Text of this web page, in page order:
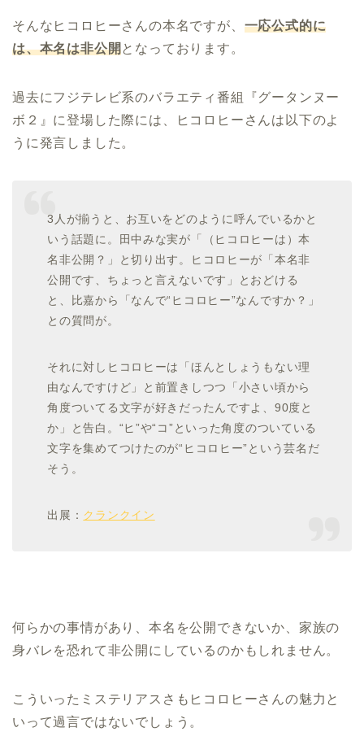
そんなヒコロヒーさんの本名ですが、 一応公式的に
は、本名は非公開となっております。
過去にフジテレビ系のバラエティ番組『グータンヌー
ボ２』に登場した際には、ヒコロヒーさんは以下のよ
うに発言しました。
3人が揃うと、お互いをどのように呼んでいるかと
いう話題に。田中みな実が「（ヒコロヒーは）本
名非公開？」と切り出す。ヒコロヒーが「本名非
公開です、ちょっと言えないです」とおどける
と、比嘉から「なんで“ヒコロヒー”なんですか？」
との質問が。
それに対しヒコロヒーは「ほんとしょうもない理
由なんですけど」と前置きしつつ「小さい頃から
角度ついてる文字が好きだったんですよ、90度と
か」と告白。“ヒ”や“コ”といった角度のついている
文字を集めてつけたのが“ヒコロヒー”という芸名だ
そう。
出展： クランクイン
何らかの事情があり、本名を公開できないか、家族の
身バレを恐れて非公開にしているのかもしれません。
こういったミステリアスさもヒコロヒーさんの魅力と
いって過言ではないでしょう。